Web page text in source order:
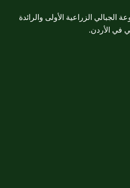
الزراعية الأولى والرائدة
في الأردن.